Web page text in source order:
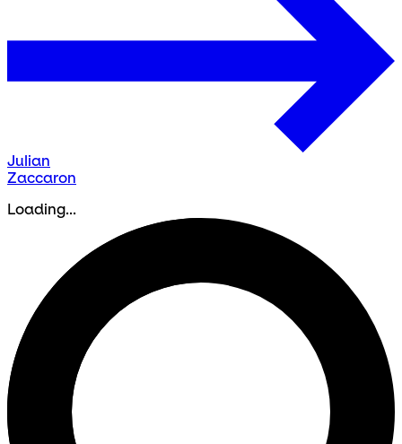
Julian
Zaccaron
Loading...